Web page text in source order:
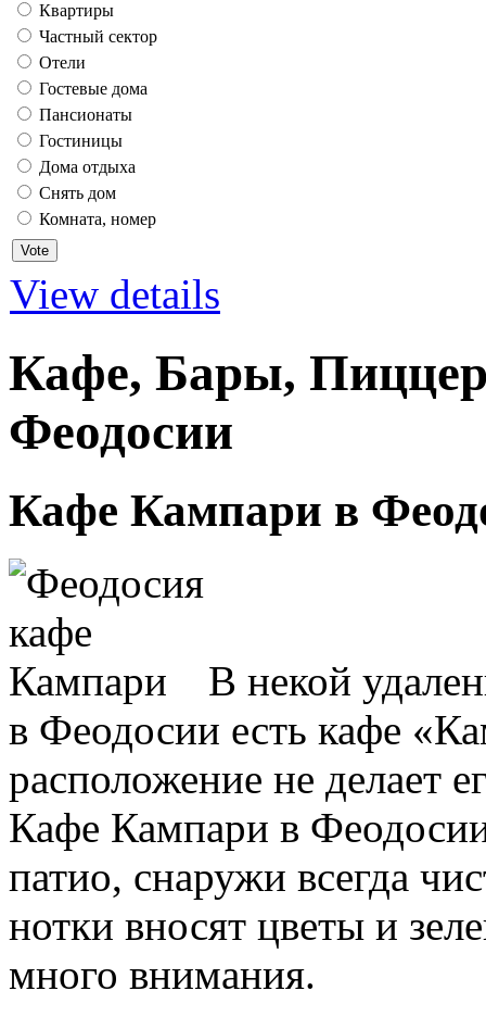
Квартиры
Частный сектор
Отели
Гостевые дома
Пансионаты
Гостиницы
Дома отдыха
Снять дом
Комната, номер
View details
Кафе, Бары,
Феодосии
Кафе Кампари в
В некой
в Феодосии есть кафе
расположение не делает
Кафе Кампари в
патио, снаружи всегда
нотки вносят цветы и
много внимания.